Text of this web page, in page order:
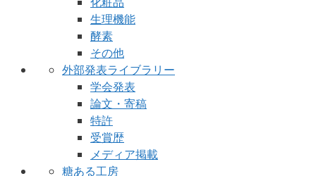
生理機能
酵素
その他
外部発表ライブラリー
学会発表
論文・寄稿
特許
受賞歴
メディア掲載
糖ある工房